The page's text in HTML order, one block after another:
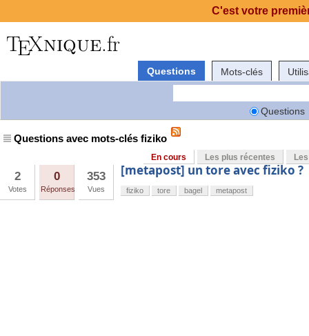
Questions Mots-clés
Questions
Questions avec mots-clés fiziko
En cours Les plus récentes
2
Votes
0
Réponses
353
Vues
[metapost] un tore avec fiziko ?
fiziko tore bagel metapost
C'est votre